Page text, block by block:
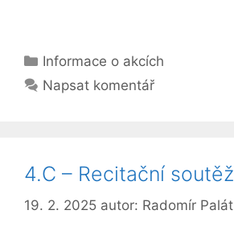
Rubriky
Informace o akcích
Napsat komentář
4.C – Recitační soutěž
19. 2. 2025 autor: Radomír Palát